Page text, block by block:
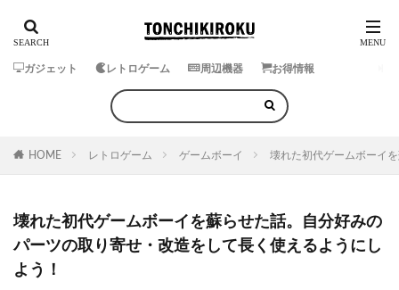
ガジェット レトロゲーム 周辺機器 お得情報
HOME レトロゲーム ゲームボーイ 壊れた初代ゲームボーイ
壊れた初代ゲームボーイを蘇らせた話。自分好みの
パーツの取り寄せ・改造をして長く使えるようにし
よう！